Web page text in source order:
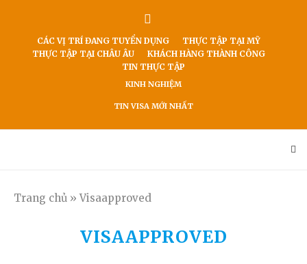
CÁC VỊ TRÍ ĐANG TUYỂN DỤNG
THỰC TẬP TẠI MỸ
THỰC TẬP TẠI CHÂU ÂU
KHÁCH HÀNG THÀNH CÔNG
TIN THỰC TẬP
KINH NGHIỆM
TIN VISA MỚI NHẤT
Trang chủ »Visaapproved
VISAAPPROVED